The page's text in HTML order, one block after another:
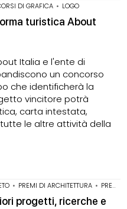
DI GRAFICA • LOGO
turistica About
Italia e l'ente di
un concorso
che identificherà la
vincitore potrà
carta intestata,
le altre attività della
• PREMI DI ARCHITETTURA • PREMI TESI DI LAUREA
progetti, ricerche e